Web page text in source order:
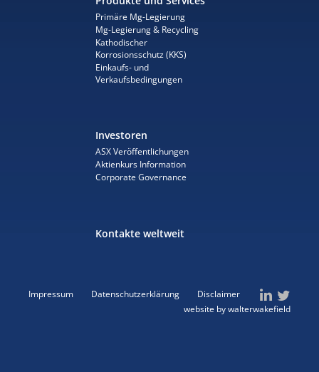
Primäre Mg-Legierung
Mg-Legierung & Recycling
Kathodischer
Korrosionsschutz (KKS)
Einkaufs- und
Verkaufsbedingungen
Investoren
ASX Veröffentlichungen
Aktienkurs Information
Corporate Governance
Kontakte weltweit
Impressum Datenschutzerklärung
Disclaimer
website by walterwakefield